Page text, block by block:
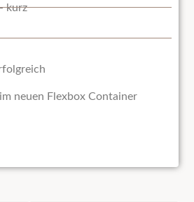
kurz
neuen Flexbox Container